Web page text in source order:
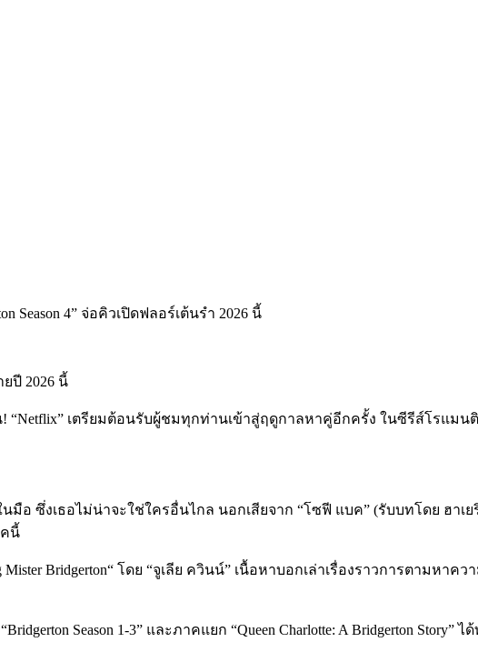
ปี 2026 นี้
เตรียมต้อนรับผู้ชมทุกท่านเข้าสู่ฤดูกาลหาคู่อีกครั้ง ในซีรีส์โรแมนติก-
ซึ่งเธอไม่น่าจะใช่ใครอื่นไกล นอกเสียจาก “โซฟี แบค” (รับบทโดย ฮาเ
นี้
Bridgerton“ โดย “จูเลีย ควินน์” เนื้อหาบอกเล่าเรื่องราวการตามหา
“Bridgerton Season 1-3” และภาคแยก “Queen Charlotte: A Bridgerton Story”ได้